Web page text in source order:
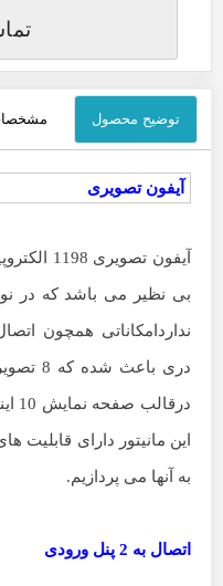
توضیح محصول
آیفون تصویری
آیفون
بی نظیر می باشد که در
دری
این مانیتور دارای قابلیت
به آنها می پردازیم.
اتصال به 2 پنل ورودی